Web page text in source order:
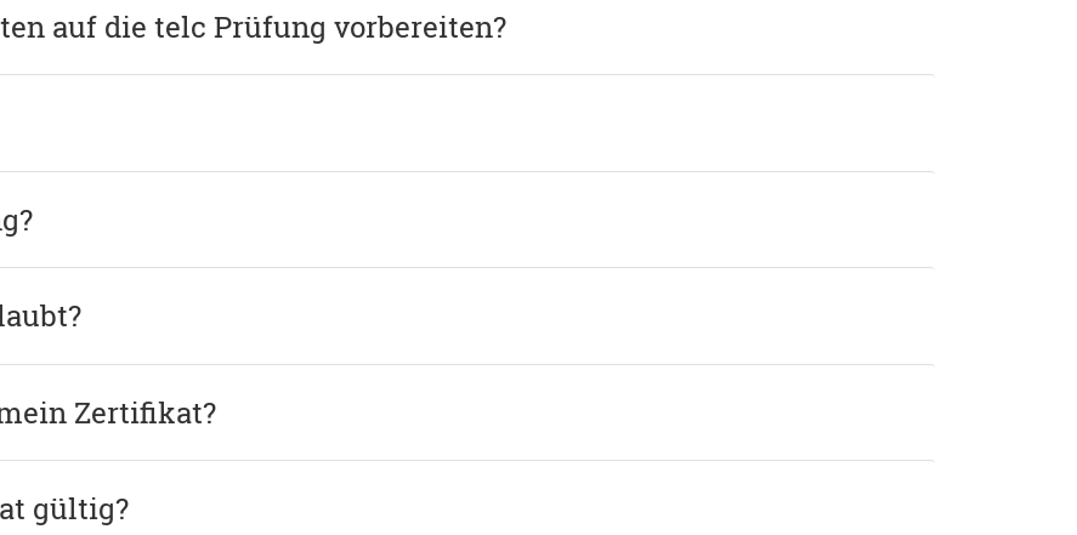
auf die telc Prüfung vorbereiten?
Zertifikat?
gültig?